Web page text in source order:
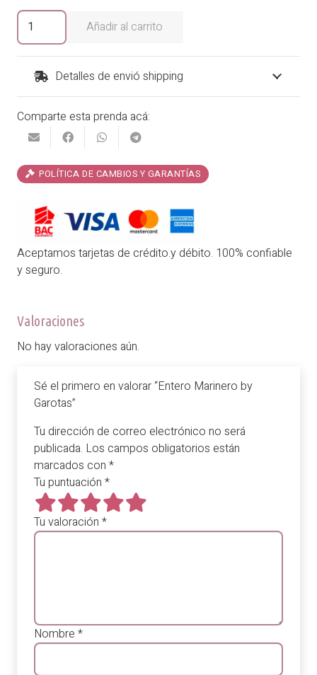
era:
Entero
Marinero
by
Garotas
cantidad
Añadir al carrito
Detalles de envió shipping
Comparte esta prenda acá:
POLÍTICA DE CAMBIOS Y GARANTÍAS
Aceptamos tarjetas de crédito.y débito. 100% confiable
y seguro.
Valoraciones
No hay valoraciones aún.
Sé el primero en valorar “Entero Marinero by
Garotas”
Tu dirección de correo electrónico no será
publicada. Los campos obligatorios están
marcados con *
Tu puntuación *
Tu valoración *
Nombre *